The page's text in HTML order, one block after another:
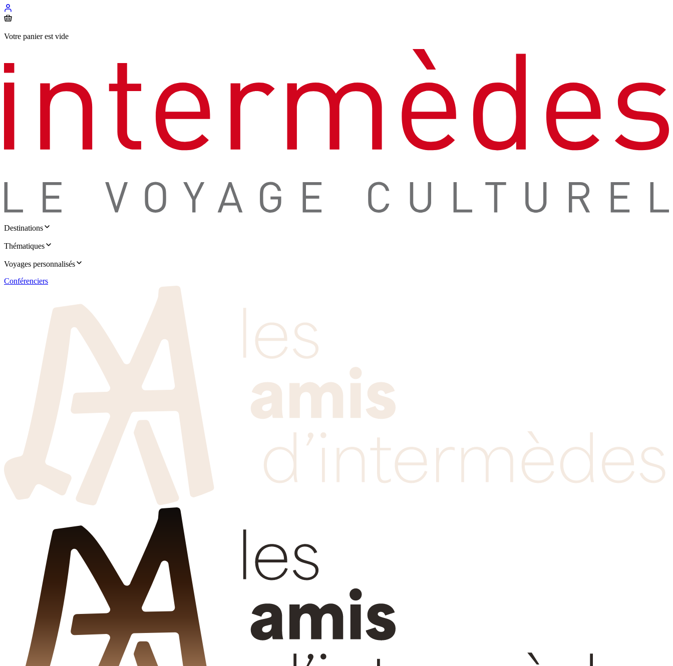
Votre panier est vide
Destinations
Thématiques
Voyages personnalisés
Conférenciers